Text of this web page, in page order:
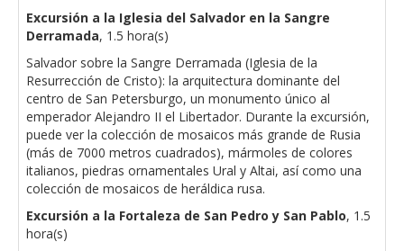
Excursión a la Iglesia del Salvador en la Sangre
Derramada, 1.5 hora(s)
Salvador sobre la Sangre Derramada (Iglesia de la
Resurrección de Cristo): la arquitectura dominante del
centro de San Petersburgo, un monumento único al
emperador Alejandro II el Libertador. Durante la excursión,
puede ver la colección de mosaicos más grande de Rusia
(más de 7000 metros cuadrados), mármoles de colores
italianos, piedras ornamentales Ural y Altai, así como una
colección de mosaicos de heráldica rusa.
Excursión a la Fortaleza de San Pedro y San Pablo, 1.5
hora(s)